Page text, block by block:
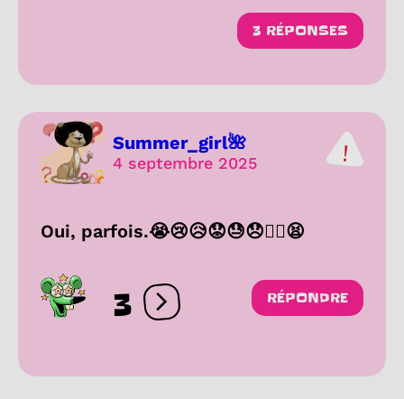
3 RÉPONSES
Summer_girl🌺
4 septembre 2025
Oui, parfois.😭😢😥😟😓😞😮‍💨😫
3 Ouvrir les réactions
RÉPONDRE